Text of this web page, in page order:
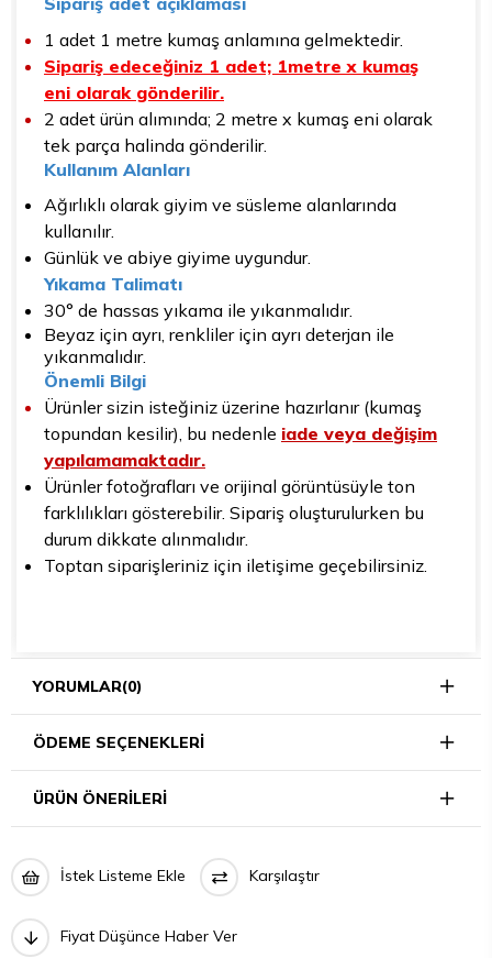
1 adet 1 metre kumaş anlamına gelmektedir.
Sipariş edeceğiniz 1 adet; 1metre x kumaş
eni olarak gönderilir.
2 adet ürün alımında; 2 metre x kumaş eni olarak
tek parça halinda gönderilir.
Kullanım Alanları
Ağırlıklı olarak giyim ve süsleme alanlarında
kullanılır.
Günlük ve abiye giyime uygundur.
Yıkama Talimatı
30° de hassas yıkama ile yıkanmalıdır.
Beyaz için ayrı, renkliler için ayrı deterjan ile
yıkanmalıdır.
Önemli Bilgi
Ürünler sizin isteğiniz üzerine hazırlanır (kumaş
topundan kesilir), bu nedenle iade veya değişim
yapılamamaktadır.
Ürünler fotoğrafları ve orijinal görüntüsüyle ton
farklılıkları gösterebilir. Sipariş oluşturulurken bu
durum dikkate alınmalıdır.
Toptan siparişleriniz için iletişime geçebilirsiniz.
YORUMLAR(0)
ÖDEME SEÇENEKLERI
ÜRÜN ÖNERILERI
İstek Listeme Ekle Karşılaştır
Fiyat Düşünce Haber Ver